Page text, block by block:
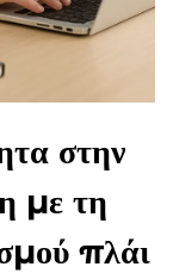
στην
με τη
πλάι